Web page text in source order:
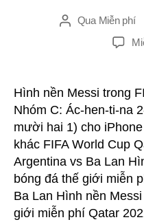
ĐăngQua Miễn phí
Hình nền Messi trong
Nhóm C: Ác-hen-ti-na
mười hai 1) cho
khác FIFA World Cup
Argentina vs Ba Lan
bóng đá thế giới miễn
Ba Lan Hình nền
giới miễn phí Qatar